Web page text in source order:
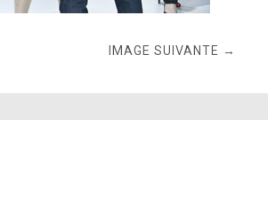
IMAGE SUIVANTE →